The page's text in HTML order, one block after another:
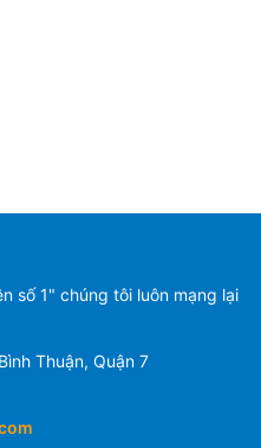
số 1" chúng tôi luôn mạng lại
Thuận, Quận 7